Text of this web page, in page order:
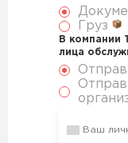
Груз
В компании
лица